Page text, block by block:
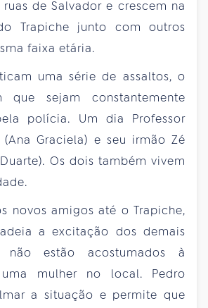
de Salvador e crescem na
Trapiche junto com outros
faixa etária.
uma série de assaltos, o
sejam constantemente
polícia. Um dia Professor
Graciela) e seu irmão Zé
Os dois também vivem
novos amigos até o Trapiche,
a excitação dos demais
não estão acostumados à
mulher no local. Pedro
a situação e permite que